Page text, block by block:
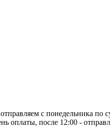
с понедельника по
оплаты, после 12:00 -